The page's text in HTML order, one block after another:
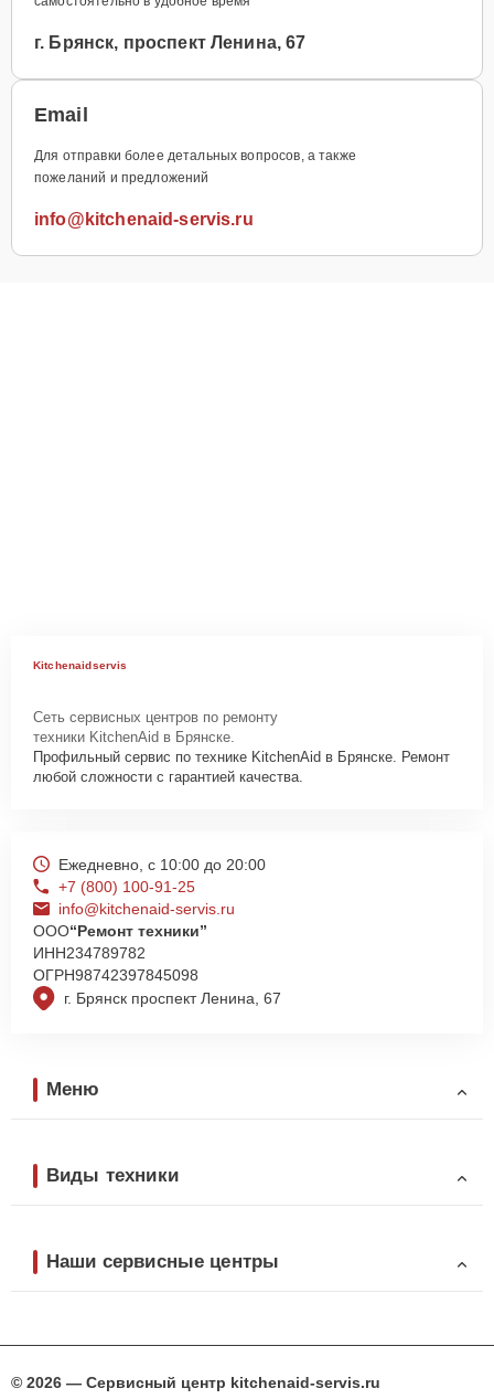
г. Брянск, проспект Ленина, 67
Email
Для отправки более детальных вопросов, а также
пожеланий и предложений
info@kitchenaid-servis.ru
Kitchenaidservis
Сеть сервисных центров по ремонту
техники KitchenAid в Брянске.
Профильный сервис по технике KitchenAid в Брянске. Ремонт
любой сложности с гарантией качества.
г. Брянск проспект Ленина, 67
Ежедневно, с 10:00 до 20:00
+7 (800) 100-91-25
info@kitchenaid-servis.ru
ООО“Ремонт техники”
ИНН234789782
ОГРН98742397845098
Меню
Виды техники
Наши сервисные центры
© 2026 — Сервисный центр kitchenaid-servis.ru